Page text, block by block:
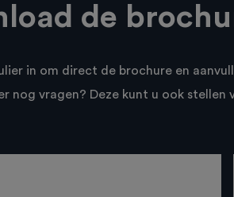
de
in om direct de brochure en
nog vragen? Deze kunt u ook stellen